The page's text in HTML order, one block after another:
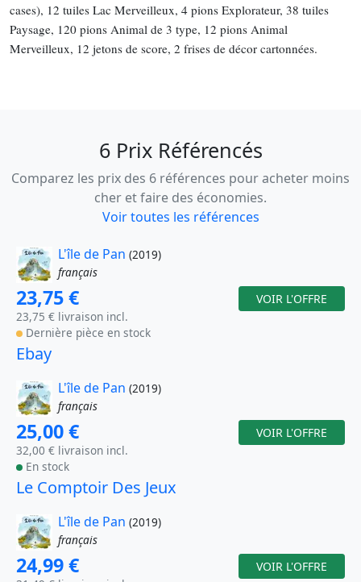
cases), 12 tuiles Lac Merveilleux, 4 pions Explorateur, 38 tuiles
Paysage, 120 pions Animal de 3 type, 12 pions Animal
Merveilleux, 12 jetons de score, 2 frises de décor cartonnées.
6 Prix Référencés
Comparez les prix des 6 références pour acheter moins
cher et faire des économies.
Voir toutes les références
L'île de Pan (2019)
français
23,75 €
23,75 € livraison incl.
Dernière pièce en stock
VOIR L'OFFRE
Ebay
L'île de Pan (2019)
français
25,00 €
32,00 € livraison incl.
En stock
VOIR L'OFFRE
Le Comptoir Des Jeux
L'île de Pan (2019)
français
24,99 € VOIR L'OFFRE